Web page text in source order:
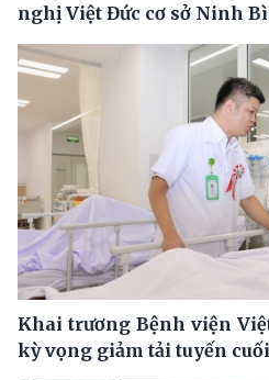
nghị Việt Đức cơ sở Ninh
Khai trương Bệnh viện
kỳ vọng giảm tải tuyến